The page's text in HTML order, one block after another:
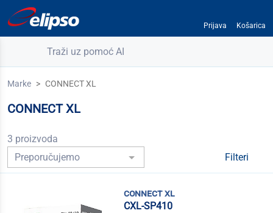
Prijava Košarica
Traži uz pomoć AI
Marke CONNECT XL
CONNECT XL
3 proizvoda
Filteri
connect xl
CXL-SP410